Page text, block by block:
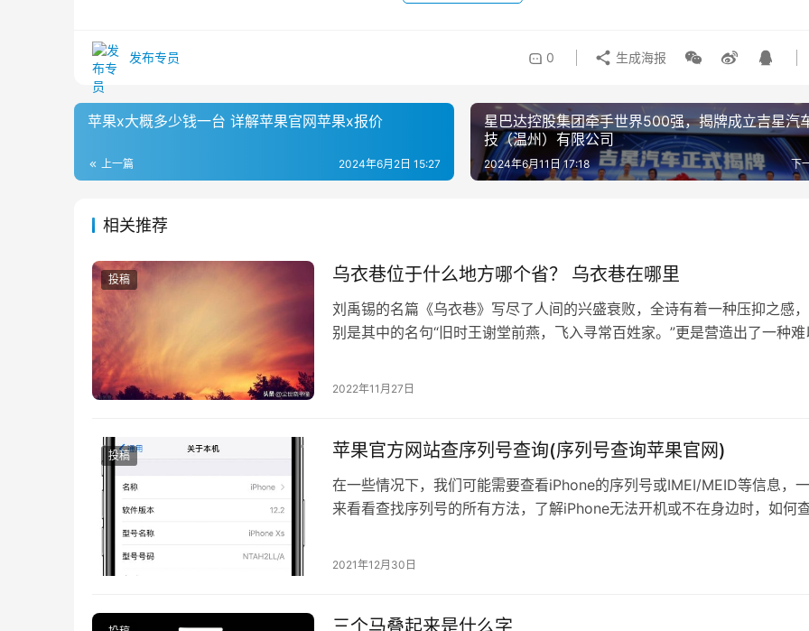
发布专员 0 生成海报
苹果x大概多少钱一台 详解苹果官网苹果x报价
上一篇 2024年6月2日 15:27
星巴达控股集团牵手世界500强，揭牌成立吉星汽
技（温州）有限公司
下
2024年6月11日 17:18
相关推荐
投稿 乌衣巷位于什么地方哪个省？ 乌衣巷在哪里
刘禹锡的名篇《乌衣巷》写尽了人间的兴盛衰败，全诗有着一种压抑之感
别是其中的名句“旧时王谢堂前燕，飞入寻常百姓家。”更是营造出了一种难
2022年11月27日
投稿 苹果官方网站查序列号查询(序列号查询苹果官网)
在一些情况下，我们可能需要查看iPhone的序列号或IMEI/MEID等信息，
来看看查找序列号的所有方法，了解iPhone无法开机或不在身边时，如何
用”-“关于本机”中查找序列号，向下滚动也能查
2021年12月30日
三个马叠起来是什么字